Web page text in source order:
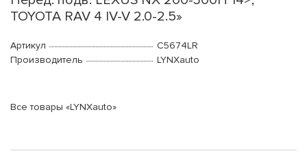
TOYOTA RAV 4 IV-V 2.0-2.5»
Артикул
C5674LR
Производитель
LYNXauto
Все товары «LYNXauto»